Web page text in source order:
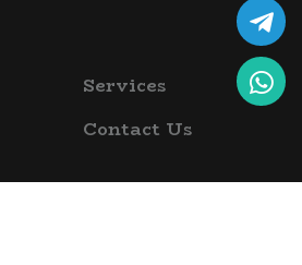
Services
Contact Us